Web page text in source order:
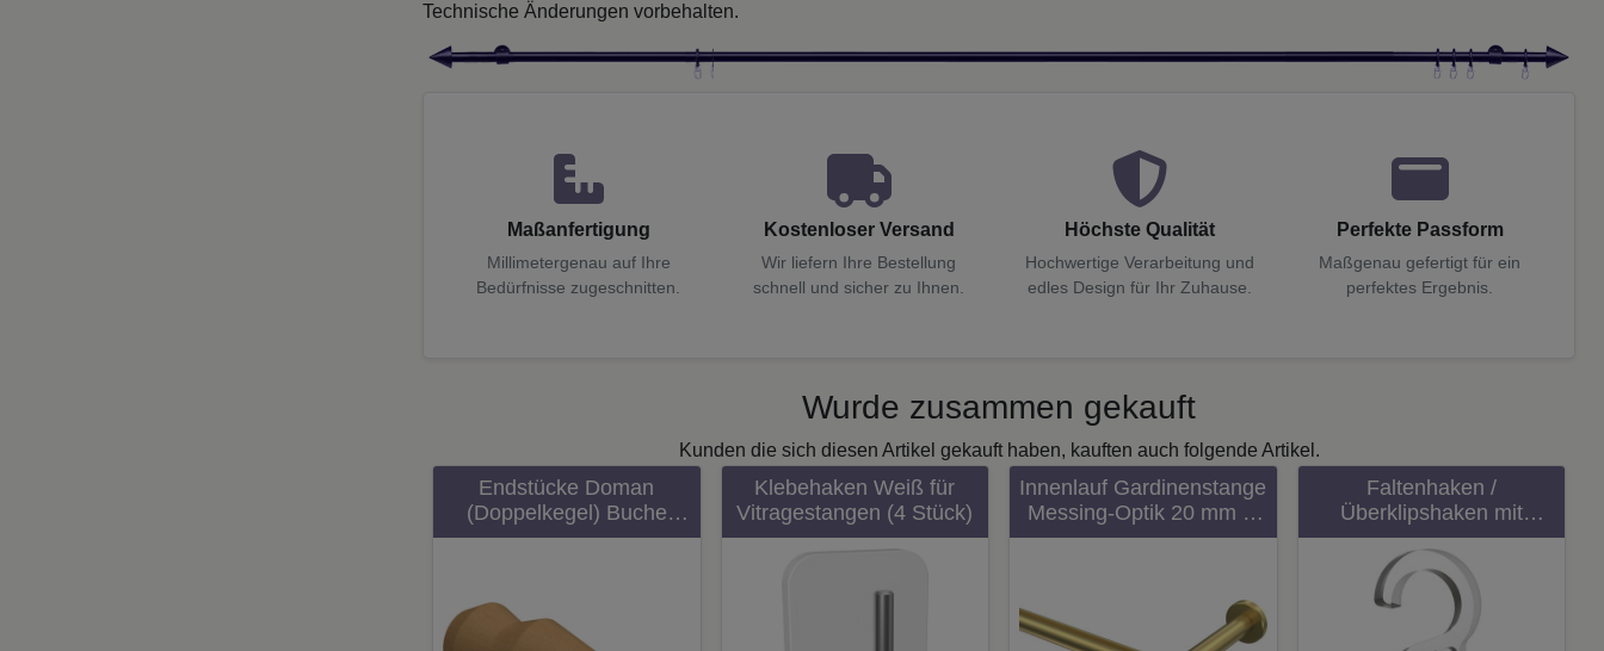
Technische Änderungen vorbehalten.
Maßanfertigung
Millimetergenau auf Ihre
Bedürfnisse zugeschnitten.
Kostenloser Versand
Wir liefern Ihre Bestellung
schnell und sicher zu Ihnen.
Höchste Qualität
Hochwertige Verarbeitung und
edles Design für Ihr Zuhause.
Perfekte Passform
Maßgenau gefertigt für ein
perfektes Ergebnis.
Wurde zusammen gekauft
Kunden die sich diesen Artikel gekauft haben, kauften auch folgende Artikel.
Endstücke Doman
(Doppelkegel) Buche
lackiert für
Klebehaken Weiß für
Vitragestangen (4 Stück)
Innenlauf Gardinenstange
Messing-Optik 20 mm Ø
PRESTIGE - Luino 100
Faltenhaken /
Überklipshaken mit
Faltenlegehaken,
Kunststoff Glasklar mit
Öse 10 mm Ø für
Gardinenstangen-Ringe
(10 Stück)